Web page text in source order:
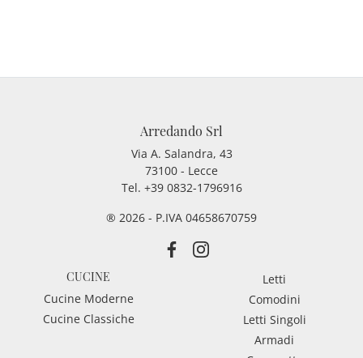
Arredando Srl
Via A. Salandra, 43
73100 - Lecce
Tel. +39 0832-1796916
® 2026 - P.IVA 04658670759
CUCINE
Cucine Moderne
Cucine Classiche
Letti
Comodini
Letti Singoli
Armadi